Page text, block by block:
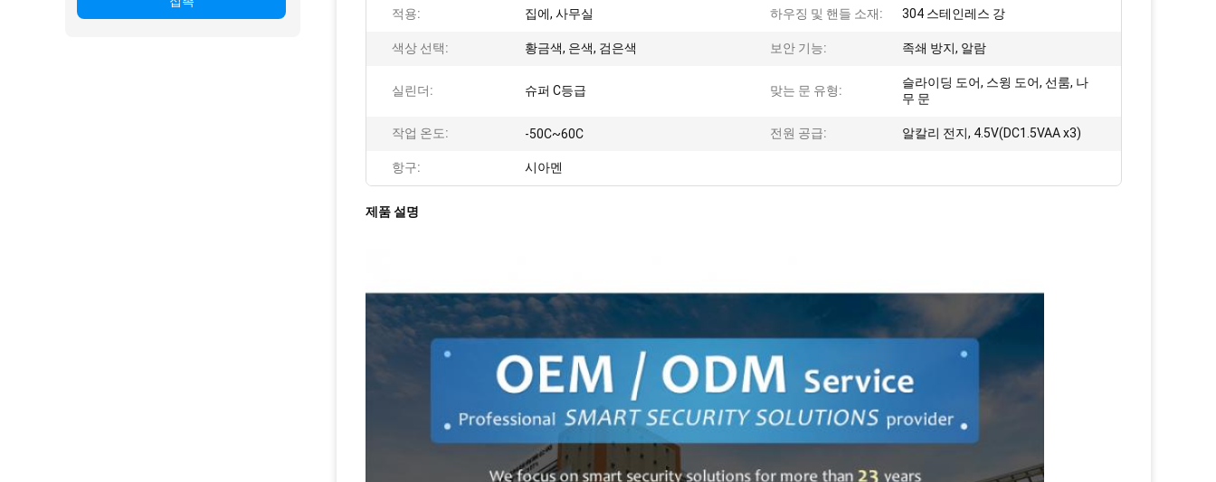
적용: 집에, 사무실 하우징 및 핸들 소재: 304 스테인레스 강
색상 선택: 황금색, 은색, 검은색 보안 기능: 족쇄 방지, 알람
실린더: 슈퍼 C등급 맞는 문 유형:
슬라이딩 도어, 스윙 도어, 선룸, 나
무 문
작업 온도: -50C~60C 전원 공급: 알칼리 전지, 4.5V(DC1.5VAA x3)
항구: 시아멘
제품 설명